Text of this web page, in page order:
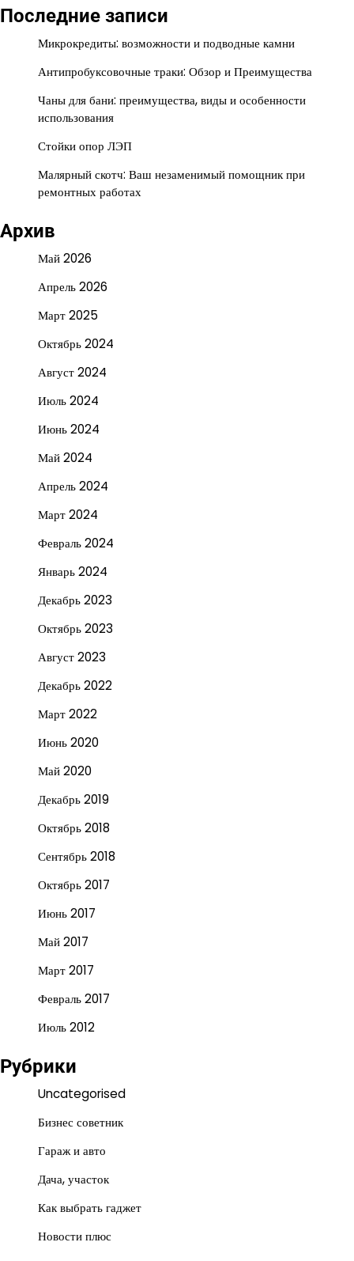
Последние записи
Микрокредиты: возможности и подводные камни
Антипробуксовочные траки: Обзор и Преимущества
Чаны для бани: преимущества, виды и особенности
использования
Стойки опор ЛЭП
Малярный скотч: Ваш незаменимый помощник при
ремонтных работах
Архив
Май 2026
Апрель 2026
Март 2025
Октябрь 2024
Август 2024
Июль 2024
Июнь 2024
Май 2024
Апрель 2024
Март 2024
Февраль 2024
Январь 2024
Декабрь 2023
Октябрь 2023
Август 2023
Декабрь 2022
Март 2022
Июнь 2020
Май 2020
Декабрь 2019
Октябрь 2018
Сентябрь 2018
Октябрь 2017
Июнь 2017
Май 2017
Март 2017
Февраль 2017
Июль 2012
Рубрики
Uncategorised
Бизнес советник
Гараж и авто
Дача, участок
Как выбрать гаджет
Новости плюс